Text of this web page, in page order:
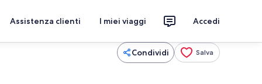
Assistenza clienti I miei viaggi Accedi
Condividi Salva